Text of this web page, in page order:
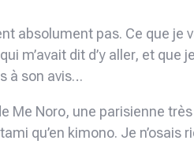
absolument pas. Ce que je
m’avait dit d’y aller, et que
à son avis…
Me Noro, une parisienne
qu’en kimono. Je n’osais